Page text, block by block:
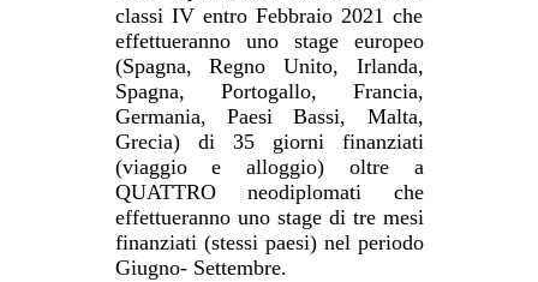
classi IV entro Febbraio 2021 che
effettueranno uno stage europeo
(Spagna, Regno Unito, Irlanda,
Spagna, Portogallo, Francia,
Germania, Paesi Bassi, Malta,
Grecia) di 35 giorni finanziati
(viaggio e alloggio) oltre a
QUATTRO neodiplomati che
effettueranno uno stage di tre mesi
finanziati (stessi paesi) nel periodo
Giugno- Settembre.